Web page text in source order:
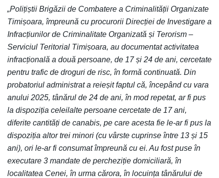
„Polițiștii Brigăzii de Combatere a Criminalității Organizate
Timișoara, împreună cu procurorii Direcției de Investigare a
Infracțiunilor de Criminalitate Organizată și Terorism –
Serviciul Teritorial Timișoara, au documentat activitatea
infracțională a două persoane, de 17 și 24 de ani, cercetate
pentru trafic de droguri de risc, în formă continuată. Din
probatoriul administrat a reieșit faptul că, începând cu vara
anului 2025, tânărul de 24 de ani, în mod repetat, ar fi pus
la dispoziția celeilalte persoane cercetate de 17 ani,
diferite cantități de canabis, pe care acesta fie le-ar fi pus la
dispoziția altor trei minori (cu vârste cuprinse între 13 și 15
ani), ori le-ar fi consumat împreună cu ei. Au fost puse în
executare 3 mandate de percheziție domiciliară, în
localitatea Cenei, în urma cărora, în locuința tânărului de